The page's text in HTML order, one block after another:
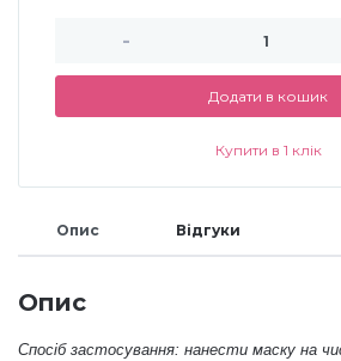
Меланж (цукровий ефект)
Слюда
-
Додати в кошик
Купити в 1 клік
Опис Відгуки
Опис
Спосіб застосування: нанести маску на